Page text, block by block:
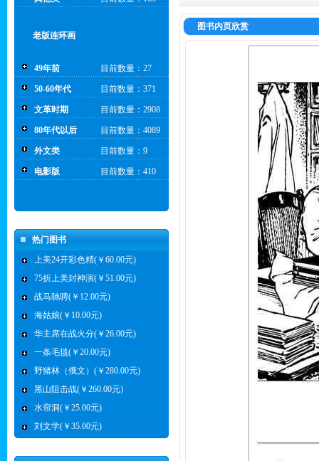
老版连环画
49年前 目前数量：27
50-60年代 目前数量：371
文革时期 目前数量：2908
80年代以后 目前数量：4089
外文类 目前数量：9
电影版 目前数量：410
热门图书
上美24开彩色精(￥60.00元)
75折上美封神演(￥51.00元)
战马驰骋(￥12.00元)
海姑娘(￥10.00元)
华主席在战火分(￥26.00元)
一条毛毯(￥20.00元)
野猪林（俄文）(￥280.00元)
黑山阻击战(￥260.00元)
水帘洞(￥25.00元)
刘文学(￥35.00元)
图书内页欣赏